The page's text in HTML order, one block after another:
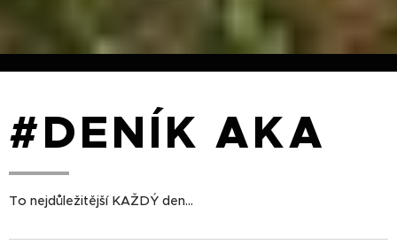
#DENÍK AKA
To nejdůležitější KAŽDÝ den...